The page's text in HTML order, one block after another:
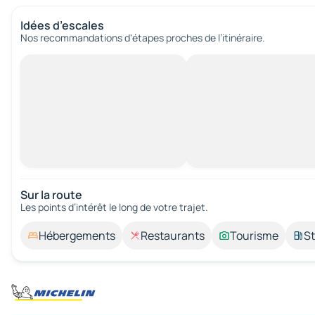
Idées d’escales
Nos recommandations d'étapes proches de l’itinéraire.
Sur la route
Les points d’intérêt le long de votre trajet.
Hébergements Restaurants Tourisme